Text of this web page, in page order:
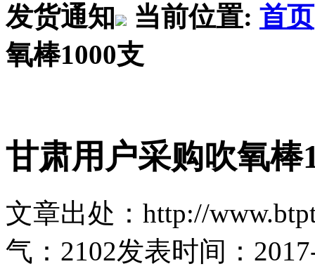
发货通知
当前位置: 首页
氧棒1000支
甘肃用户采购吹氧棒
文章出处：http://
气： 2102发表时间：